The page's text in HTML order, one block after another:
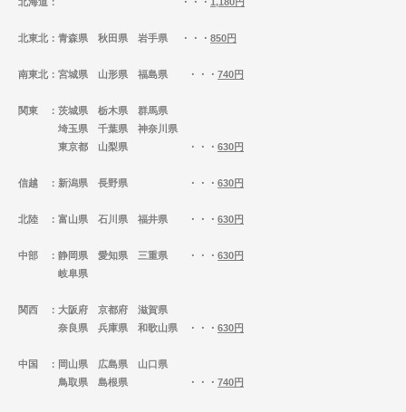
北東北 ：青森県 秋田県 岩手県 ・・・ 850円
南東北 ：宮城県 山形県 福島県 ・・・ 740円
関東 ：茨城県 栃木県 群馬県
埼玉県 千葉県 神奈川県
東京都 山梨県 ・・・ 630円
信越 ：新潟県 長野県 ・・・ 630円
北陸 ：富山県 石川県 福井県 ・・・ 630円
中部 ：静岡県 愛知県 三重県 ・・・ 630円
岐阜県
関西 ：大阪府 京都府 滋賀県
奈良県 兵庫県 和歌山県 ・・・ 630円
中国
：岡山県 広島県 山口県
鳥取県 島根県 ・・・ 740円